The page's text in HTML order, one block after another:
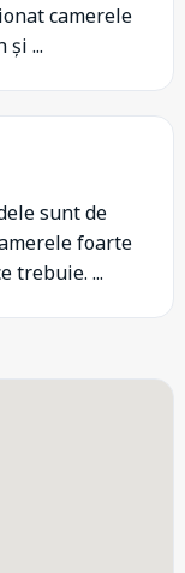
camerele
...
sunt de
foarte
trebuie. ...